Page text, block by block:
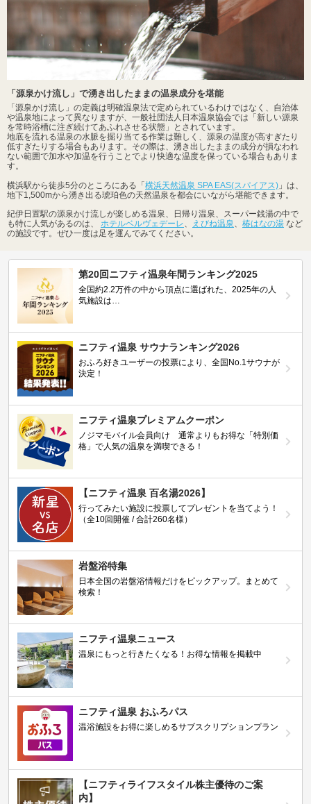
「源泉かけ流し」で湧き出したままの温泉成分を堪能
「源泉かけ流し」の定義は明確温泉法で定められているわけではなく、自治体
や温泉地によって異なりますが、一般社団法人日本温泉協会では「新しい源泉
を常時浴槽に注ぎ続けてあふれさせる状態」とされています。
地底を流れる温泉の水脈を掘り当てる作業は難しく、源泉の温度が高すぎたり
低すぎたりする場合もあります。その際は、湧き出したままの成分が損なわれ
ない範囲で加水や加温を行うことでより快適な温度を保っている場合もありま
す。
横浜駅から徒歩5分のところにある「 横浜天然温泉 SPA EAS(スパイアス) 」は、
地下1,500mから湧き出る琥珀色の天然温泉を都会にいながら堪能できます。
紀伊日置駅の源泉かけ流しが楽しめる温泉、日帰り温泉、スーパー銭湯の中で
も特に人気があるのは、 ホテルベルヴェデーレ、 えびね温泉、 椿はなの湯 など
の施設です。ぜひ一度は足を運んでみてください。
第20回ニフティ温泉年間ランキング2025
全国約2.2万件の中から頂点に選ばれた、2025年の人
気施設は…
ニフティ温泉 サウナランキング2026
おふろ好きユーザーの投票により、全国No.1サウナが
決定！
ニフティ温泉プレミアムクーポン
ノジマモバイル会員向け 通常よりもお得な「特別価
格」で人気の温泉を満喫できる！
【ニフティ温泉 百名湯2026】
行ってみたい施設に投票してプレゼントを当てよう！
（全10回開催 / 合計260名様）
岩盤浴特集
日本全国の岩盤浴情報だけをピックアップ。まとめて
検索！
ニフティ温泉ニュース
温泉にもっと行きたくなる！お得な情報を掲載中
ニフティ温泉 おふろパス
温浴施設をお得に楽しめるサブスクリプションプラン
【ニフティライフスタイル株主優待のご案
内】